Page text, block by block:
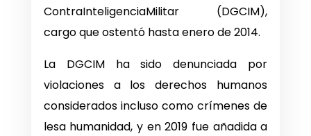
ContraInteligenciaMilitar (DGCIM),
cargo que ostentó hasta enero de 2014.
La DGCIM ha sido denunciada por
violaciones a los derechos humanos
considerados incluso como crímenes de
lesa humanidad, y en 2019 fue añadida a